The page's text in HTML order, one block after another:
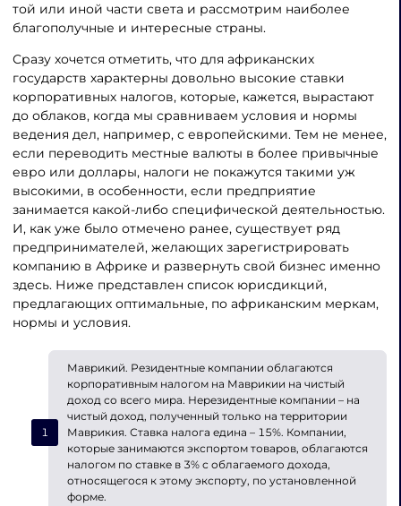
той или иной части света и рассмотрим наиболее
благополучные и интересные страны.
Сразу хочется отметить, что для африканских
государств характерны довольно высокие ставки
корпоративных налогов, которые, кажется, вырастают
до облаков, когда мы сравниваем условия и нормы
ведения дел, например, с европейскими. Тем не менее,
если переводить местные валюты в более привычные
евро или доллары, налоги не покажутся такими уж
высокими, в особенности, если предприятие
занимается какой-либо специфической деятельностью.
И, как уже было отмечено ранее, существует ряд
предпринимателей, желающих зарегистрировать
компанию в Африке и развернуть свой бизнес именно
здесь. Ниже представлен список юрисдикций,
предлагающих оптимальные, по африканским меркам,
нормы и условия.
Маврикий. Резидентные компании облагаются
корпоративным налогом на Маврикии на чистый
доход со всего мира. Нерезидентные компании – на
чистый доход, полученный только на территории
Маврикия. Ставка налога едина – 15%. Компании,
которые занимаются экспортом товаров, облагаются
налогом по ставке в 3% с облагаемого дохода,
относящегося к этому экспорту, по установленной
форме.